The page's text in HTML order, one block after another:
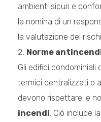
ambienti sicuri e
la nomina di un
la valutazione dei rischi.
Norme
Gli edifici condominiali
termici centralizzati o
devono rispettare le
incendi . Ciò include